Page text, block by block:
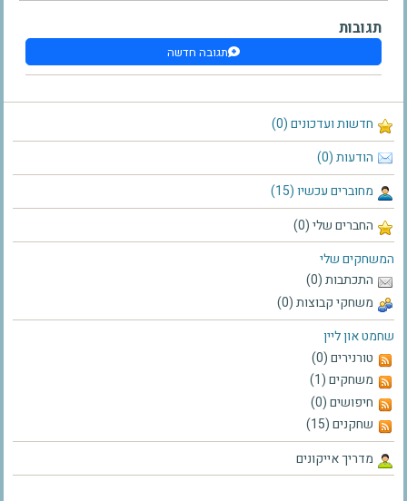
חדשות ועדכונים (0)
הודעות (0)
מחוברים עכשיו (15)
החברים שלי (0)
המשחקים שלי
התכתבות (0)
משחקי קבוצות (0)
שחמט און ליין
טורנירים (0)
משחקים (1)
חיפושים (0)
שחקנים (15)
מדריך אייקונים
תגובות
תגובה חדשה